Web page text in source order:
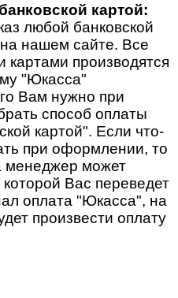
картой:
любой банковской
нашем сайте. Все
картами производятся
"Юкасса"
Вам нужно при
способ оплаты
картой". Если что-
при оформлении, то
менеджер может
Вас переведет
оплата "Юкасса", на
произвести оплату